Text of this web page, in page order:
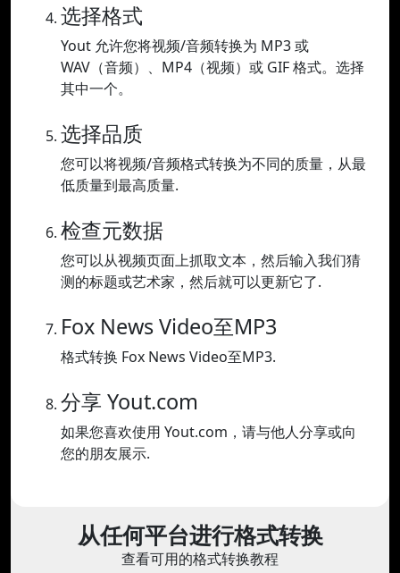
选择格式
Yout 允许您将视频/音频转换为 MP3 或
WAV（音频）、MP4（视频）或 GIF 格式。选择
其中一个。
选择品质
您可以将视频/音频格式转换为不同的质量，从最
低质量到最高质量.
检查元数据
您可以从视频页面上抓取文本，然后输入我们猜
测的标题或艺术家，然后就可以更新它了.
Fox News Video至MP3
格式转换 Fox News Video至MP3.
分享 Yout.com
如果您喜欢使用 Yout.com，请与他人分享或向
您的朋友展示.
从任何平台进行格式转换
查看可用的格式转换教程